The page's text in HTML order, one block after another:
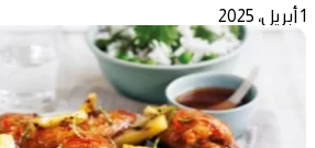
1 أبريل، 2025